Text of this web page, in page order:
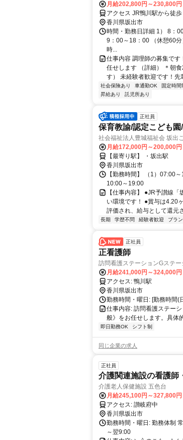
月給202,800円～230,800円
アクセス JR鴨川駅から徒
香川県坂出市
時間・勤務日詳細 1） 8：
9：00～18：00 （休憩60
時...
仕事内容 調理師の募集で
任せします （詳細） ＊朝
す） 未経験者歓迎です！先
社会保険あり 車通勤OK 固定時間
昇給あり
託児所あり
正社員
保育教諭/認定こども
社会福祉法人豊城福祉会 坂出
月給172,000円～200,000円
【最寄り駅】 ・坂出駅
香川県坂出市
【勤務時間】 （1）07:00
10:00～19:00
【仕事内容】 ●JR予讃線
い環境です！ ●賞与は4.20
評価され、給与として還元
長期 学歴不問 経験者歓迎 ブラ
正社員
正看護師
訪問看護ステーションGステー
月給241,000円～324,000円
アクセス: 鴨川駅
香川県坂出市
勤務時間・曜日: [勤務時間
仕事内容: 訪問看護ステー
般》をお任せします。具体
即日勤務OK シフト制
同じ企業の求人
正社員
介護関連施設の看護師
介護老人保健施設 五色台
月給245,100円～327,800円
アクセス: 讃岐府中
香川県坂出市
勤務時間・曜日: 勤務体制
～翌9:00